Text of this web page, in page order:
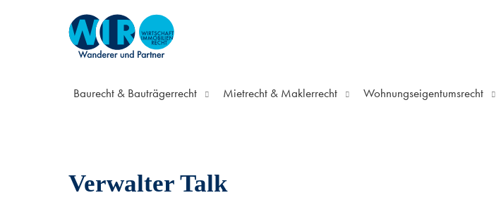
Baurecht & Bauträgerrecht Mietrecht & Maklerrecht Wohnungseigentumsrecht
Verwalter Talk